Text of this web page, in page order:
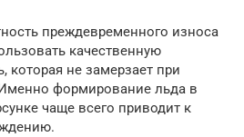
преждевременного износа
качественную
не замерзает при
Именно формирование льда в
чаще всего приводит к